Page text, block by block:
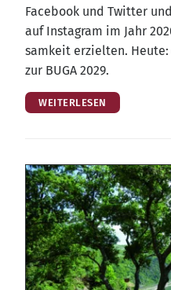
Face­book und Twit­ter
auf Insta­gram im Jahr
sam­keit erziel­ten.
zur BUGA 2029.
WEITERLESEN